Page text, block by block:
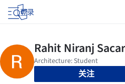
登录
关注